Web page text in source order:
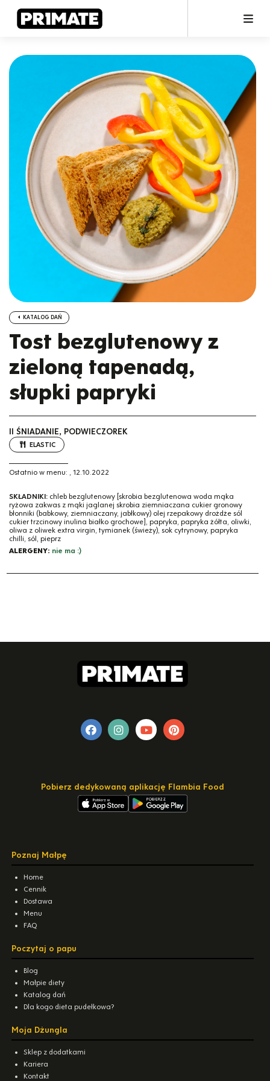
KATALOG DAŃ
Tost bezglutenowy z
zieloną tapenadą,
słupki papryki
II ŚNIADANIE, PODWIECZOREK
ELASTIC
Ostatnio w menu: , 12.10.2022
SKŁADNIKI: chleb bezglutenowy [skrobia bezglutenowa woda mąka
ryżowa zakwas z mąki jaglanej skrobia ziemniaczana cukier gronowy
błonniki (babkowy, ziemniaczany, jabłkowy) olej rzepakowy drożdże sól
cukier trzcinowy inulina białko grochowe], papryka, papryka żółta, oliwki,
oliwa z oliwek extra virgin, tymianek (świeży), sok cytrynowy, papryka
chilli, sól, pieprz
ALERGENY: nie ma :)
Pobierz dedykowaną aplikację Flambia Food
Poznaj Małpę
Home
Cennik
Dostawa
Menu
FAQ
Poczytaj o papu
Blog
Małpie diety
Katalog dań
Dla kogo dieta pudełkowa?
Moja Dżungla
Sklep z dodatkami
Kariera
Kontakt